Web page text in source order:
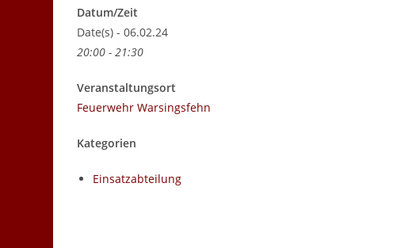
Datum/Zeit
Date(s) - 06.02.24
20:00 - 21:30
Veranstaltungsort
Feuerwehr Warsingsfehn
Kategorien
Einsatzabteilung